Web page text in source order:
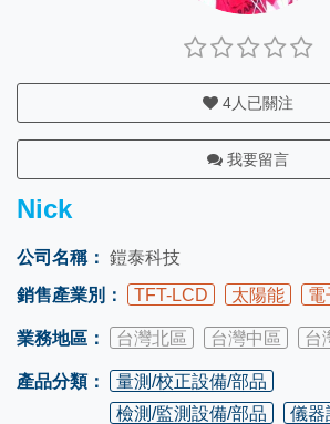
4人已關注
我要留言
Nick
公司名稱： 鎧泰科技
銷售產業別：
TFT-LCD 太陽能 電
業務地區： 台灣北區 台灣中區 台
產品分類：
量測/校正設備/部品
檢測/監測設備/部品
儀器